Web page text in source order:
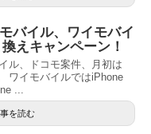
バイル、ワイモバイ
えキャンペーン！
ル、ドコモ案件、月初は
ワイモバイルではiPhone
...
を読む